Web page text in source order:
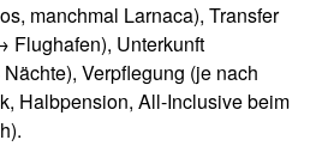
manchmal Larnaca), Transfer
Unterkunft
Verpflegung (je nach
Halbpension, All-Inclusive beim